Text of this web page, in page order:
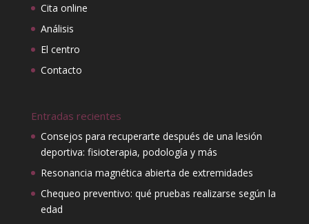
Cita online
Análisis
El centro
Contacto
Entradas recientes
Consejos para recuperarte después de una lesión
deportiva: fisioterapia, podología y más
Resonancia magnética abierta de extremidades
Chequeo preventivo: qué pruebas realizarse según la
edad